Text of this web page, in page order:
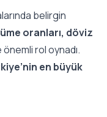
belirgin
oranları, döviz
rol oynadı.
en büyük